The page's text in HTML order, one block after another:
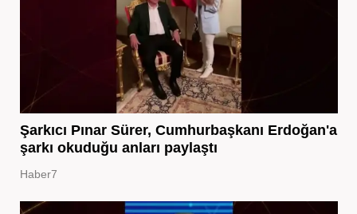
Şarkıcı Pınar Sürer, Cumhurbaşkanı Erdoğan'a
şarkı okuduğu anları paylaştı
Haber7